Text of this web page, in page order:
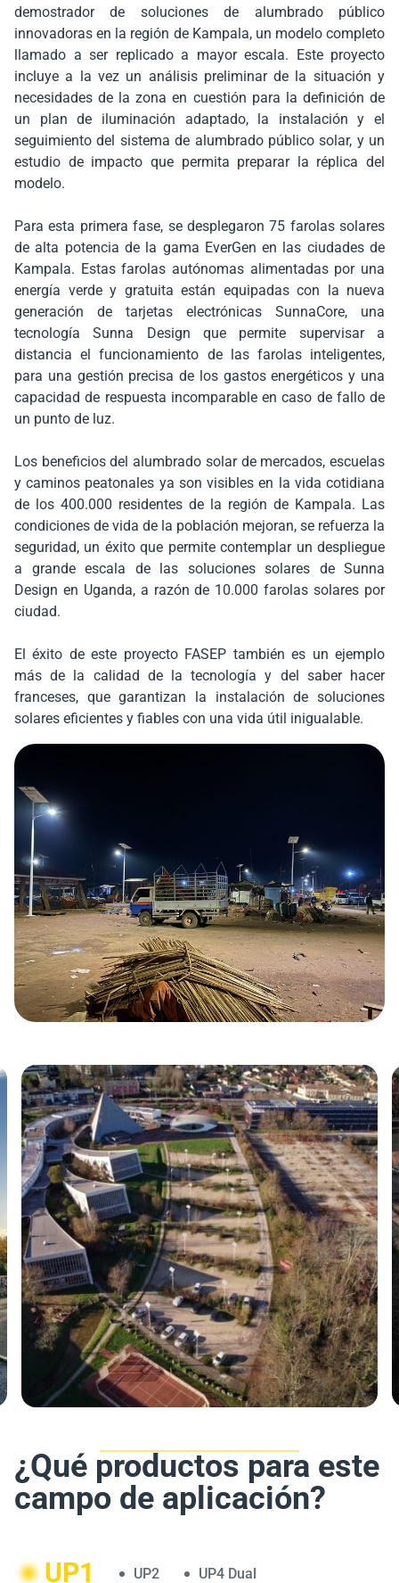
demostrador de soluciones de alumbrado público
innovadoras en la región de Kampala, un modelo completo
llamado a ser replicado a mayor escala. Este proyecto
incluye a la vez un análisis preliminar de la situación y
necesidades de la zona en cuestión para la definición de
un plan de iluminación adaptado, la instalación y el
seguimiento del sistema de alumbrado público solar, y un
estudio de impacto que permita preparar la réplica del
modelo.
Para esta primera fase, se desplegaron 75 farolas solares
de alta potencia de la gama EverGen en las ciudades de
Kampala. Estas farolas autónomas alimentadas por una
energía verde y gratuita están equipadas con la nueva
generación de tarjetas electrónicas SunnaCore, una
tecnología Sunna Design que permite supervisar a
distancia el funcionamiento de las farolas inteligentes,
para una gestión precisa de los gastos energéticos y una
capacidad de respuesta incomparable en caso de fallo de
un punto de luz.
Los beneficios del alumbrado solar de mercados, escuelas
y caminos peatonales ya son visibles en la vida cotidiana
de los 400.000 residentes de la región de Kampala. Las
condiciones de vida de la población mejoran, se refuerza la
seguridad, un éxito que permite contemplar un despliegue
a grande escala de las soluciones solares de Sunna
Design en Uganda, a razón de 10.000 farolas solares por
ciudad.
El éxito de este proyecto FASEP también es un ejemplo
más de la calidad de la tecnología y del saber hacer
franceses, que garantizan la instalación de soluciones
solares eficientes y fiables con una vida útil inigualable.
¿Qué productos para este
campo de aplicación?
UP1 UP2 UP4 Dual